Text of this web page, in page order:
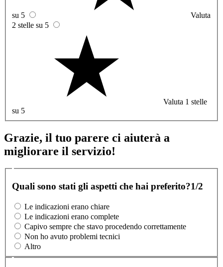
su 5
Valuta
2 stelle su 5
Valuta 1 stelle
su 5
Grazie, il tuo parere ci aiuterà a
migliorare il servizio!
Quali sono stati gli aspetti che hai preferito?1/2
Le indicazioni erano chiare
Le indicazioni erano complete
Capivo sempre che stavo procedendo correttamente
Non ho avuto problemi tecnici
Altro